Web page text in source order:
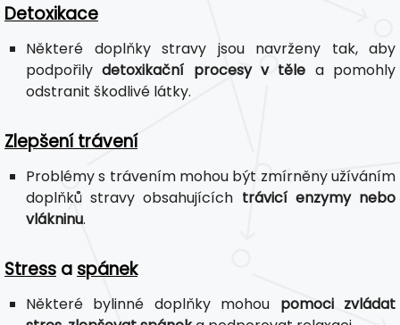
Detoxikace
Některé doplňky stravy jsou navrženy tak, aby
podpořilydetoxikační procesy v těle a pomohly
odstranit škodlivé látky.
Zlepšení trávení
Problémy s trávením mohou být zmírněny užíváním
doplňků stravy obsahujících trávicí enzymy nebo
vlákninu.
Stress a spánek
Některé bylinné doplňky mohou pomoci zvládat